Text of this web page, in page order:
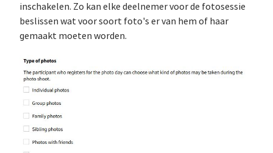
inschakelen. Zo kan elke deelnemer voor de fotosessie
beslissen wat voor soort foto's er van hem of haar
gemaakt moeten worden.